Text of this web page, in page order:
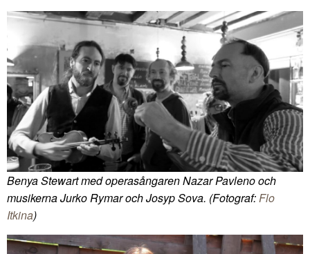
Benya Stewart med operasångaren Nazar Pavleno och
musikerna Jurko Rymar och Josyp Sova. (Fotograf:Flo
Itkina)